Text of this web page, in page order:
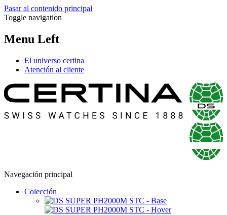
Pasar al contenido principal
Toggle navigation
Menu Left
El universo certina
Atención al cliente
Navegación principal
Colección